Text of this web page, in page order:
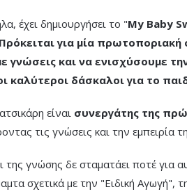
έχει δημιουργήσει το "My Baby
Πρόκειται για μία
γνώσεις και να ενισχύσουμε
καλύτεροι δάσκαλοι για το
είναι συνεργάτης της
τις γνώσεις και την εμπειρία
της γνώσης δε σταματάει ποτέ για
σχετικά με την "Ειδική